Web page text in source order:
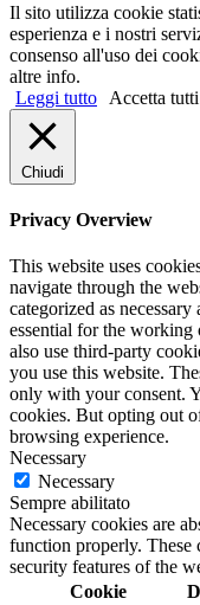
Il sito utilizza cookie
esperienza e i nostri
consenso all'uso dei
altre info.
Leggi tutto
Accetta tutti
Chiudi
Privacy Overview
This website uses
navigate through the
categorized as
essential for the working
also use third-party
you use this website.
only with your consent.
cookies. But opting out
browsing experience.
Necessary
Necessary
Sempre abilitato
Necessary cookies are
function properly. These
security features of the
Cookie